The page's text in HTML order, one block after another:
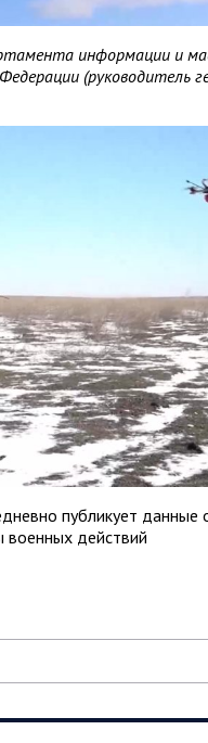
информации и
(руководитель
публикует данные
действий